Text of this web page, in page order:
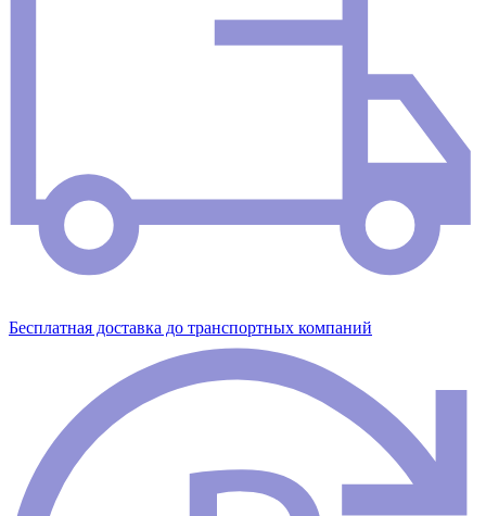
Бесплатная доставка до транспортных компаний